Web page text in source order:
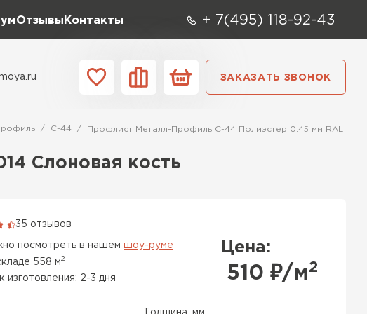
Отзывы Контакты + 7(495) 118-92-43
Тип товара
ЗАКАЗАТЬ ЗВОНОК
С-44 Профлист Металл-Профиль С-44 Полиэстер 0.45 мм RAL 1014
Слоновая кость
35 отзывов
посмотреть в нашем шоу-руме
558 м2
изготовления: 2-3 дня
Цена:
510 ₽/м2
Контакты